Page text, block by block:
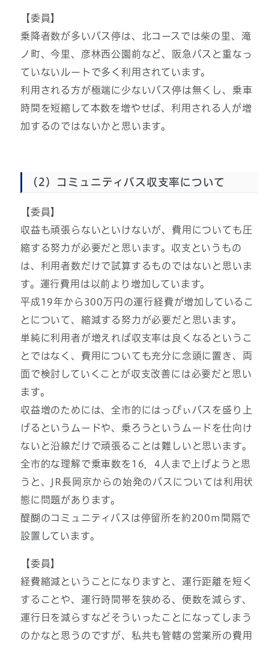
【委員】
乗降者数が多いバス停は、北コースでは柴の里、滝
ノ町、今里、彦林西公園前など、阪急バスと重なっ
ていないルートで多く利用されています。
利用される方が極端に少ないバス停は無くし、乗車
時間を短縮して本数を増やせば、利用される人が増
加するのではないかと思います。
（2）コミュニティバス収支率について
【委員】
収益も頑張らないといけないが、費用についても圧
縮する努力が必要だと思います。収支というもの
は、利用者数だけで試算するものではないと思いま
す。運行費用は以前より増加しています。
平成19年から300万円の運行経費が増加しているこ
とについて、縮減する努力が必要だと思います。
単純に利用者が増えれば収支率は良くなるというこ
とではなく、費用についても充分に念頭に置き、両
面で検討していくことが収支改善には必要だと思い
ます。
収益増のためには、全市的にはっぴぃバスを盛り上
げるというムードや、乗ろうというムードを仕向け
ないと沿線だけで頑張ることは難しいと思います。
全市的な理解で乗車数を16．4人まで上げようと思
うと、JR長岡京からの始発のバスについては利用状
態に問題があります。
醍醐のコミュニティバスは停留所を約200m間隔で
設置しています。
【委員】
経費縮減ということになりますと、運行距離を短く
することや、運行時間帯を狭める、便数を減らす、
運行日を減らすなどそういったことになってしまう
のかなと思うのですが、私共も管轄の営業所の費用